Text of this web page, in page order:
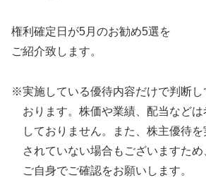
権利確定日が5月のお勧め5選を
ご紹介致します。
※実施している優待内容だけで判断し
おります。株価や業績、配当などは
しておりません。また、株主優待を
されていない場合もございますため
ご自身でご確認をお願いします。